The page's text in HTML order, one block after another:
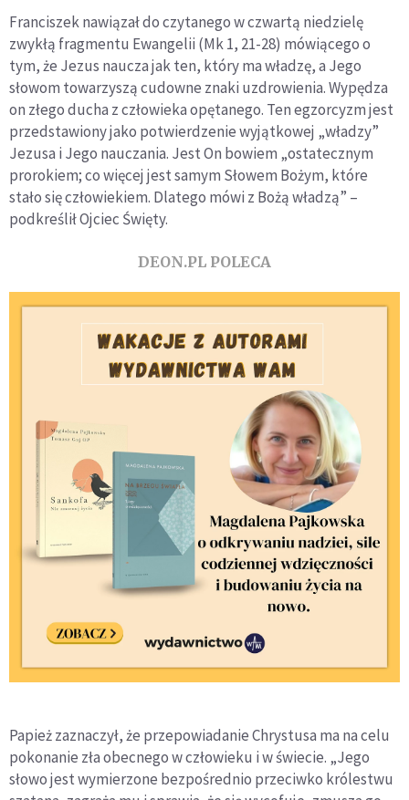
Franciszek nawiązał do czytanego w czwartą niedzielę
zwykłą fragmentu Ewangelii (Mk 1, 21-28) mówiącego o
tym, że Jezus naucza jak ten, który ma władzę, a Jego
słowom towarzyszą cudowne znaki uzdrowienia. Wypędza
on złego ducha z człowieka opętanego. Ten egzorcyzm jest
przedstawiony jako potwierdzenie wyjątkowej „władzy”
Jezusa i Jego nauczania. Jest On bowiem „ostatecznym
prorokiem; co więcej jest samym Słowem Bożym, które
stało się człowiekiem. Dlatego mówi z Bożą władzą” –
podkreślił Ojciec Święty.
DEON.PL POLECA
Papież zaznaczył, że przepowiadanie Chrystusa ma na celu
pokonanie zła obecnego w człowieku i w świecie. „Jego
słowo jest wymierzone bezpośrednio przeciwko królestwu